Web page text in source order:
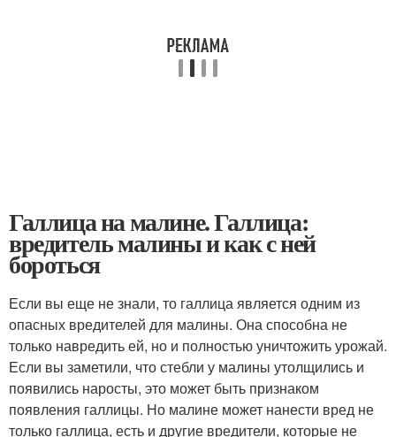
Галлица на малине. Галлица:
вредитель малины и как с ней
бороться
Если вы еще не знали, то галлица является одним из
опасных вредителей для малины. Она способна не
только навредить ей, но и полностью уничтожить урожай.
Если вы заметили, что стебли у малины утолщились и
появились наросты, это может быть признаком
появления галлицы. Но малине может нанести вред не
только галлица, есть и другие вредители, которые не